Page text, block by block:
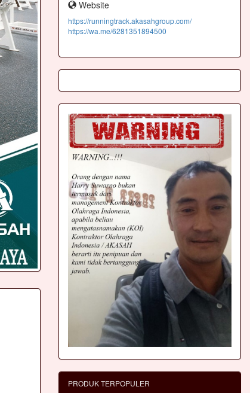
Website
https://runningtrack.akasahgroup.com/
https://wa.me/6281351894500
PRODUK TERPOPULER